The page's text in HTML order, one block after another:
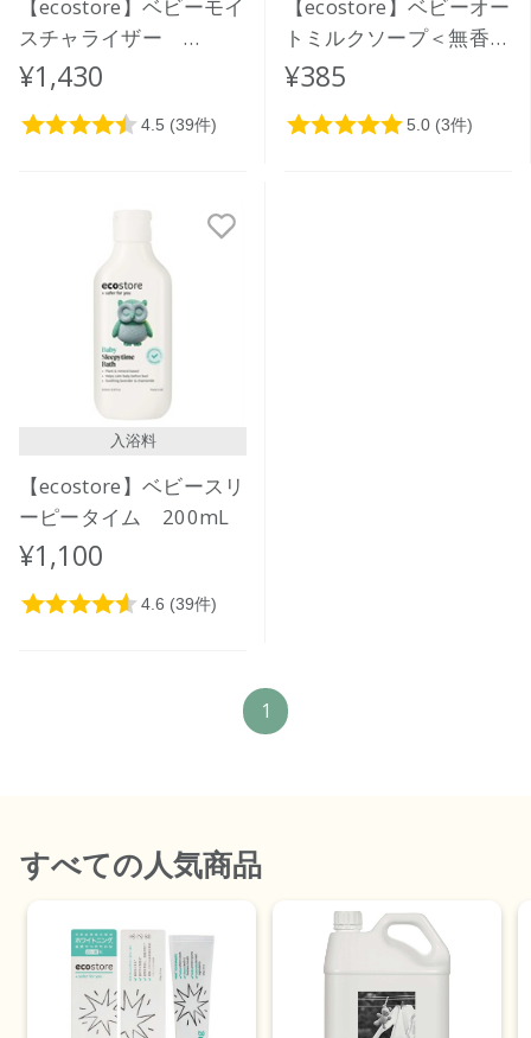
【ecostore】ベビーモイ
スチャライザー
200mL
¥1,430
【ecostore】ベビーオー
トミルクソープ＜無香料
＞
¥385
入浴料
【ecostore】ベビースリ
ーピータイム 200mL
¥1,100
1
すべての人気商品